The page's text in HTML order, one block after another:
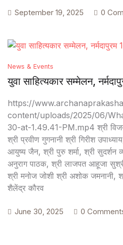
September 19, 2025 0
News & Events
युवा साहित्यकार सम्मेलन,
https://
content/uploads/2025/06/
30-at-1.49.41-PM.mp4 श्री विजय
श्री प्रवीण गुगनानी श्री गिरीश
आयुष्य जैन, श्री पुरु शर्मा, श्री सुदर्शन
अनुराग पाठक, श्री लाजपत आहूजा सुश्री
श्री मनोज जोशी श्री अशोक जमनानी,
शैलेंद्र कौरव
June 30, 2025 0